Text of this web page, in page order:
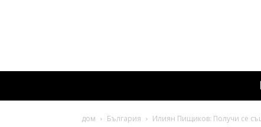
дом България Илиян Пищиков: Получи се